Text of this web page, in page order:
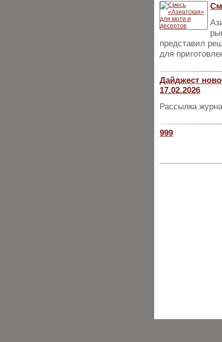
представил
для
Дайджест
17.02.2026
Рассылка
999